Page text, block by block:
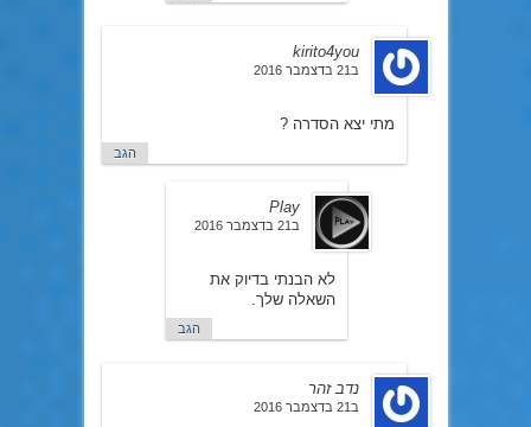
kirito4you
ב21 בדצמבר 2016
מתי יצא הסדרה ?
הגב
Play
ב21 בדצמבר 2016
לא הבנתי בדיוק את
השאלה שלך.
הגב
נדב זהר
ב21 בדצמבר 2016